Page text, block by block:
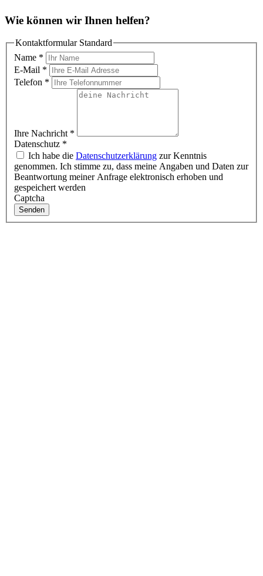
Wie können wir Ihnen helfen?
Kontaktformular Standard
Name *
E-Mail *
Telefon *
Ihre Nachricht *
Datenschutz *
Ich habe die Datenschutzerklärung zur Kenntnis
genommen. Ich stimme zu, dass meine Angaben und Daten zur
Beantwortung meiner Anfrage elektronisch erhoben und
gespeichert werden
Captcha
Senden